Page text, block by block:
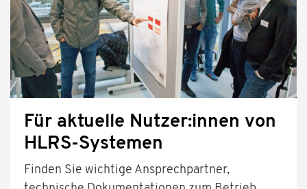
Für aktuelle Nutzer:innen von
HLRS-Systemen
Finden Sie wichtige Ansprechpartner,